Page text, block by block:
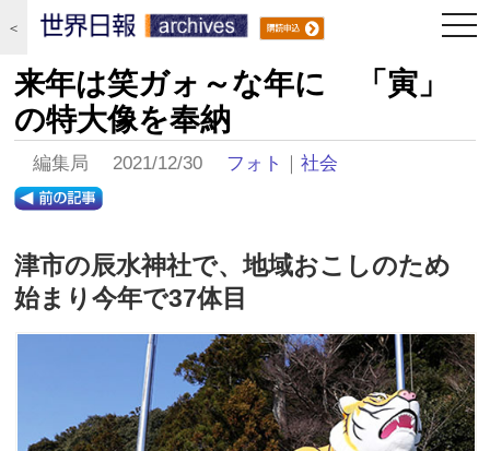
＜
来年は笑ガォ～な年に 「寅」
の特大像を奉納
編集局 2021/12/30 フォト ｜社会
津市の辰水神社で、地域おこしのため
始まり今年で37体目